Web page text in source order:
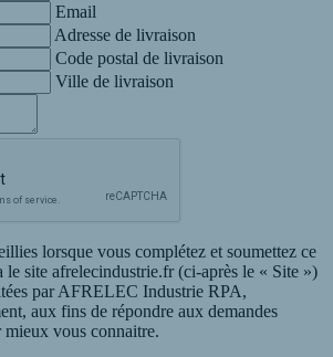
Email
Adresse de livraison
Code postal de livraison
Ville de livraison
lorsque vous complétez et soumettez ce
site afrelecindustrie.fr (ci-après le « Site »)
par AFRELEC Industrie RPA,
aux fins de répondre aux demandes
vous connaitre.